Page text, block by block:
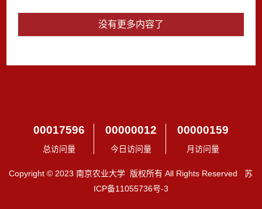
没有更多内容了
00017596
总访问量
00000012
今日访问量
00000159
月访问量
Copyright © 2023 南京农业大学 版权所有 All Rights Reserved 苏
ICP备11055736号-3